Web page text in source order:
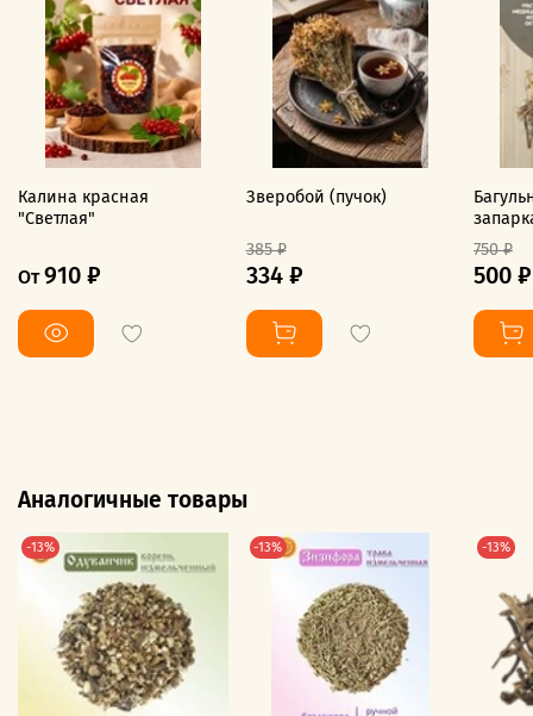
Калина красная
"Светлая"
От 910 ₽
Зверобой (пучок)
385 ₽
334 ₽
750 ₽
500 ₽
Аналогичные товары
-13% -13% -13%